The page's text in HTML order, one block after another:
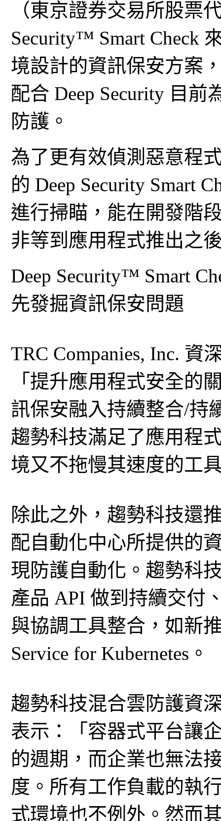
（東京證券交易所股票
Security™ Smart Check
境設計的資訊保安方案
配合 Deep Security 目
防護。
為了更有效偵測惡意程
的 Deep Security Smart
進行掃瞄，能在開發階
非等到應用程式推出之
Deep Security™ Smart
先發掘資訊保安問題
TRC Companies, Inc. 資
「提升應用程式安全的
訊保安融入持續整合/持
趨勢科技滿足了應用程
境又不拖慢其速度的工
除此之外，趨勢科技還
配自動化中心所提供的
現防護自動化。趨勢科
產品 API 做到持續交付
與協調工具整合，如新
Service for Kubernetes。
趨勢科技混合雲防護資
表示：「容器式平台讓
的週期，而企業也無法
度。所有工作負載的執
式環境也不例外。然而